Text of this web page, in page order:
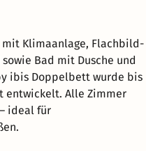
Klimaanlage, Flachbild-
Bad mit Dusche und
ibis Doppelbett wurde bis
entwickelt. Alle Zimmer
ideal für